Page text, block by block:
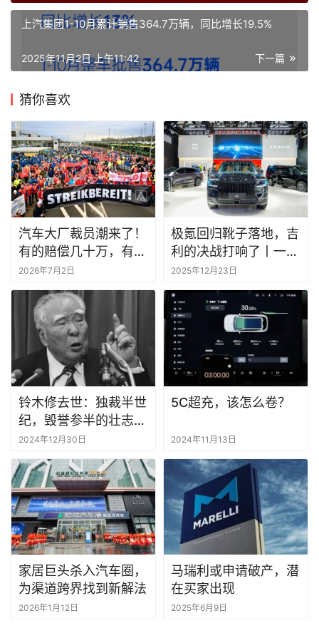
上汽集团1-10月累计销售364.7万辆，同比增长19.5%
下一篇
2025年11月2日 上午11:42
猜你喜欢
汽车大厂裁员潮来了！
有的赔偿几十万，有的
空手走人
2026年7月2日
极氪回归靴子落地，吉
利的决战打响了丨一句
话点评
2025年12月23日
铃木修去世：独裁半世
纪，毁誉参半的壮志悲
歌
2024年12月30日
5C超充，该怎么卷？
2024年11月13日
家居巨头杀入汽车圈，
为渠道跨界找到新解法
2026年1月12日
马瑞利或申请破产，潜
在买家出现
2025年6月9日